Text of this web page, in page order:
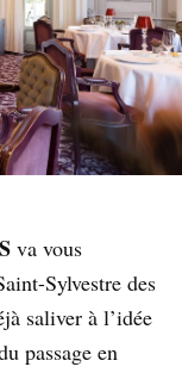
va vous
Sylvestre des
saliver à l’idée
passage en